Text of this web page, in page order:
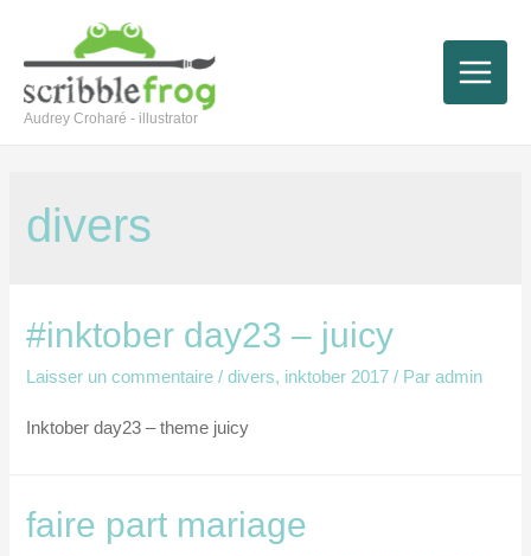
contenu
Audrey Croharé - illustrator
Main
divers
#inktober day23 – juicy
Laisser un commentaire /divers, inktober 2017 / Paradmin
Inktober day23 – theme juicy
faire part mariage